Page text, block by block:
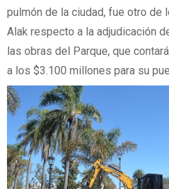
pulmón de la ciudad, fue otro de
Alak respecto a la adjudicación
las obras del Parque, que
a los $3.100 millones para su